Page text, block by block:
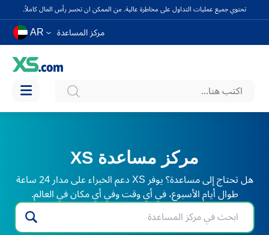
تحتوي جميع عمليات التداول على مخاطرة عالية. من الممكن ان تخسر رأس المال كاملاً.
مركز المساعدة AR
مركز مساعدة XS
هل تحتاج إلى مساعدة؟ يوفر XS دعم الخبراء على مدار 24 ساعة
طوال أيام الأسبوع، في أي وقت وفي أي مكان في العالم.